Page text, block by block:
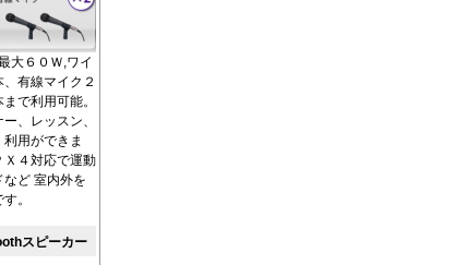
大６０Ｗ,ワイ
有線マイク２
で利用可能。
、レッスン、
用ができま
Ｘ４対応で運動
ど 室内外を
。
スピーカー